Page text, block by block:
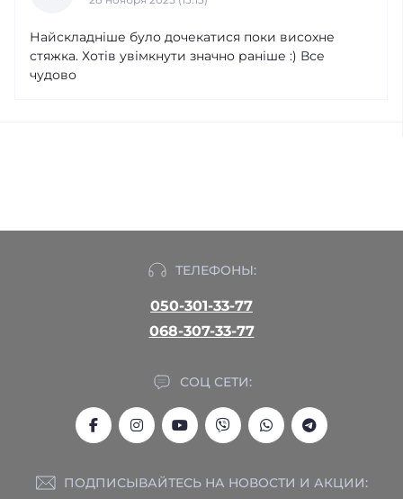
Найскладніше було дочекатися поки висохне
стяжка. Хотів увімкнути значно раніше :) Все
чудово
ТЕЛЕФОНЫ:
050-301-33-77
068-307-33-77
СОЦ СЕТИ:
ПОДПИСЫВАЙТЕСЬ НА НОВОСТИ И АКЦИИ: